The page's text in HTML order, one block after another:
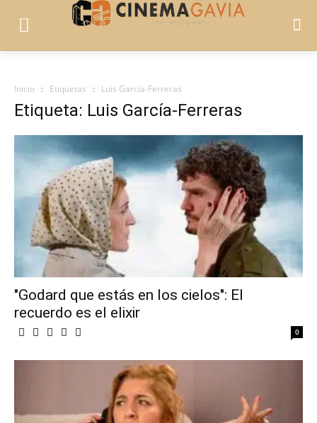
Inicio Etiquetas Luis García-Ferreras
Etiqueta: Luis García-Ferreras
"Godard que estás en los cielos": El
recuerdo es el elixir
0